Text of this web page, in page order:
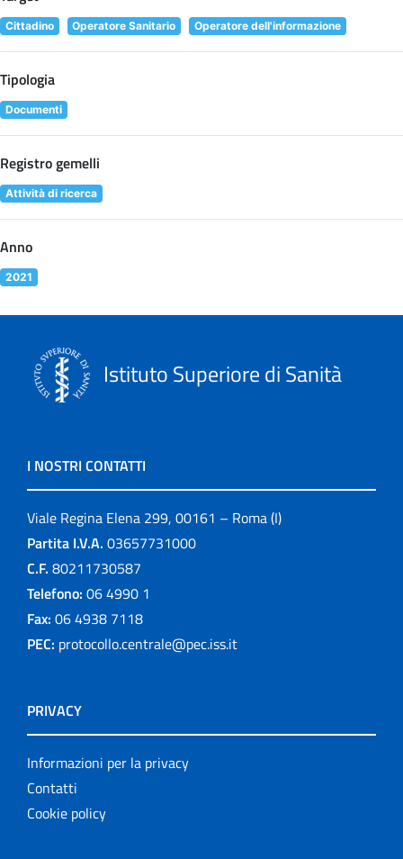
Cittadino Operatore Sanitario Operatore dell'informazione
Tipologia
Documenti
Registro gemelli
Attività di ricerca
Anno
2021
Istituto Superiore di Sanità
I NOSTRI CONTATTI
Viale Regina Elena 299, 00161 – Roma (I)
Partita I.V.A. 03657731000
C.F. 80211730587
Telefono: 06 4990 1
Fax: 06 4938 7118
PEC: protocollo.centrale@pec.iss.it
PRIVACY
Informazioni per la privacy
Contatti
Cookie policy